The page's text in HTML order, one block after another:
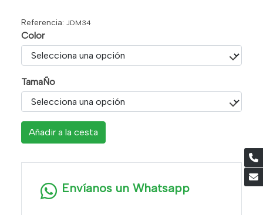
Referencia: JDM34
Color
TamaÑo
Añadir a la cesta
Envíanos un Whatsapp